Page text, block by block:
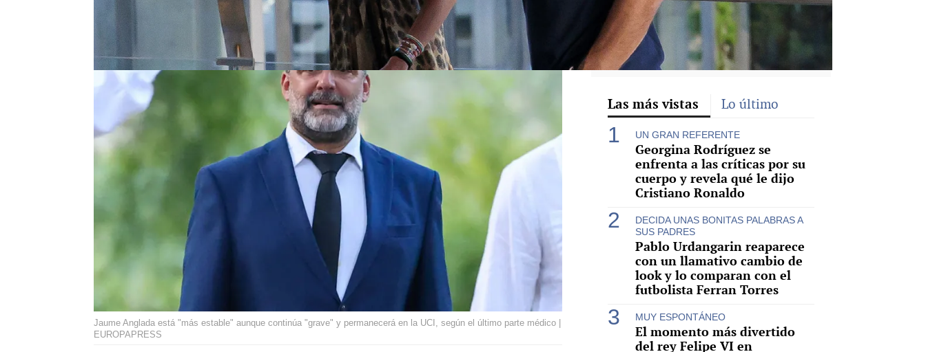
arrollado mientras circulaba con su motocicleta por el centro de
Palma de Mallorca.
Jaume Anglada está "más estable" aunque continúa "grave" y permanecerá en la UCI, según el último parte médico |
EUROPAPRESS
Las más vistas Lo último
UN GRAN REFERENTE
Georgina Rodríguez se
enfrenta a las críticas por su
cuerpo y revela qué le dijo
Cristiano Ronaldo
DECIDA UNAS BONITAS PALABRAS A
SUS PADRES
Pablo Urdangarin reaparece
con un llamativo cambio de
look y lo comparan con el
futbolista Ferran Torres
MUY ESPONTÁNEO
El momento más divertido
del rey Felipe VI en